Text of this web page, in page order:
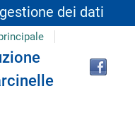
dei dati